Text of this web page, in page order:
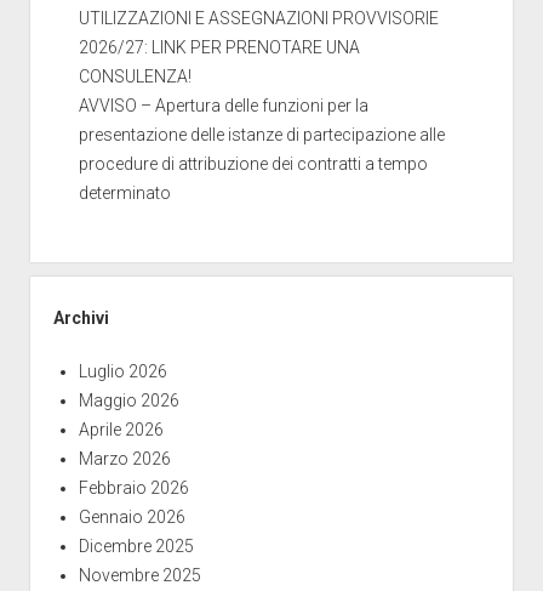
UTILIZZAZIONI E ASSEGNAZIONI PROVVISORIE
2026/27: LINK PER PRENOTARE UNA
CONSULENZA!
AVVISO – Apertura delle funzioni per la
presentazione delle istanze di partecipazione alle
procedure di attribuzione dei contratti a tempo
determinato
Archivi
Luglio 2026
Maggio 2026
Aprile 2026
Marzo 2026
Febbraio 2026
Gennaio 2026
Dicembre 2025
Novembre 2025